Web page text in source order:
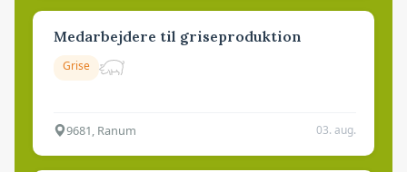
Medarbejdere til griseproduktion
Grise
9681, Ranum 03. aug.